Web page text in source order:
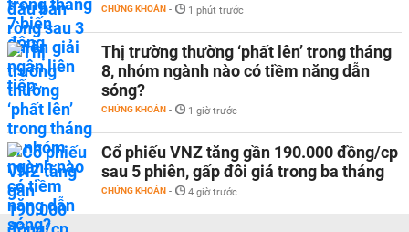
CHỨNG KHOÁN - 1 phút trước
Thị trường thường ‘phất lên’ trong tháng
8, nhóm ngành nào có tiềm năng dẫn
sóng?
CHỨNG KHOÁN - 1 giờ trước
Cổ phiếu VNZ tăng gần 190.000 đồng/cp
sau 5 phiên, gấp đôi giá trong ba tháng
CHỨNG KHOÁN - 4 giờ trước